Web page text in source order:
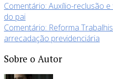
Comentário: Auxílio-reclusão
do pai
Comentário: Reforma
arrecadação previdenciária
Sobre o Autor